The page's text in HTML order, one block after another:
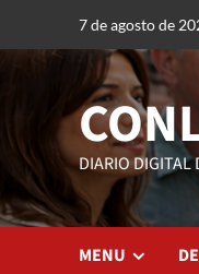
7 de agosto de
DIARIO DIGITAL
MENU